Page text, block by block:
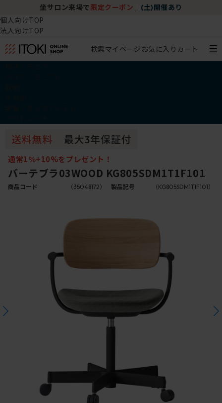
坐サロン来場で 限定クーポン (土)開催あり
個人向けTOP
法人向けTOP
検索マイページ お気に入り カート
通常1％+10%をプレゼント！
バーテブラ03WOOD KG805SDM1T1F101
商品コード （35048172） 製品記号 （KG805SDM1T1F101）